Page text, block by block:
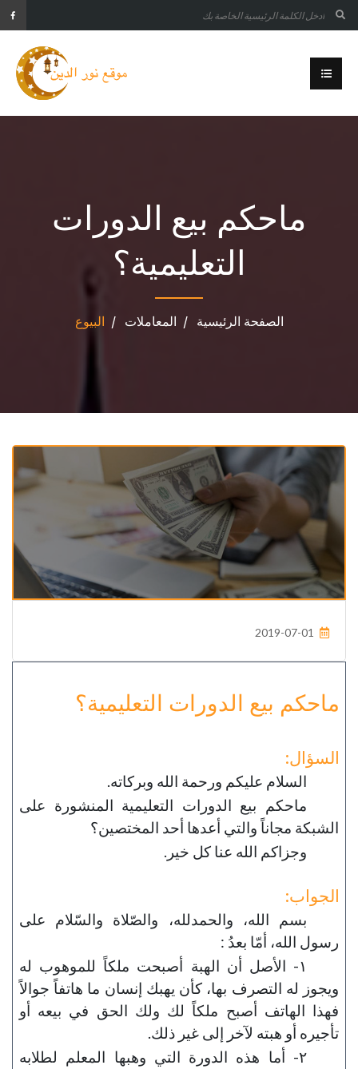
ماحكم بيع الدورات
التعليمية؟
الصفحة الرئيسية المعاملات البيوع
2019-07-01
ماحكم بيع الدورات التعليمية؟
السؤال:
السلام عليكم ورحمة الله وبركاته.
ماحكم بيع الدورات التعليمية المنشورة على
الشبكة مجاناً والتي أعدها أحد المختصين؟
وجزاكم الله عنا كل خير.
الجواب:
بسم الله، والحمدلله، والصّلاة والسّلام على
رسول الله، أمّا بعدُ :
١- الأصل أن الهبة أصبحت ملكاً للموهوب له
ويجوز له التصرف بها، كأن يهبك إنسان ما هاتفاً جوالاً
فهذا الهاتف أصبح ملكاً لك ولك الحق في بيعه أو
تأجيره أو هبته لآخر إلى غير ذلك.
٢- أما هذه الدورة التي وهبها المعلم لطلابه